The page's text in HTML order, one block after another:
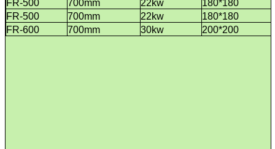
FR-500 700mm 22kw
180*180
FR-500
700mm 22kw
180*180
FR-600
700mm 30kw 200*200